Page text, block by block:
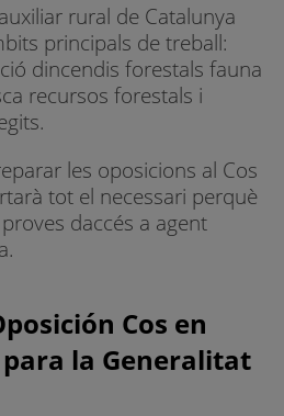
rural de Catalunya
principals de treball:
dincendis forestals fauna
recursos forestals i
les oposicions al Cos
tot el necessari perquè
daccés a agent
Cos en
la Generalitat